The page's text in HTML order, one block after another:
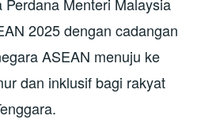
2025 dengan cadangan
ASEAN menuju ke
dan inklusif bagi rakyat